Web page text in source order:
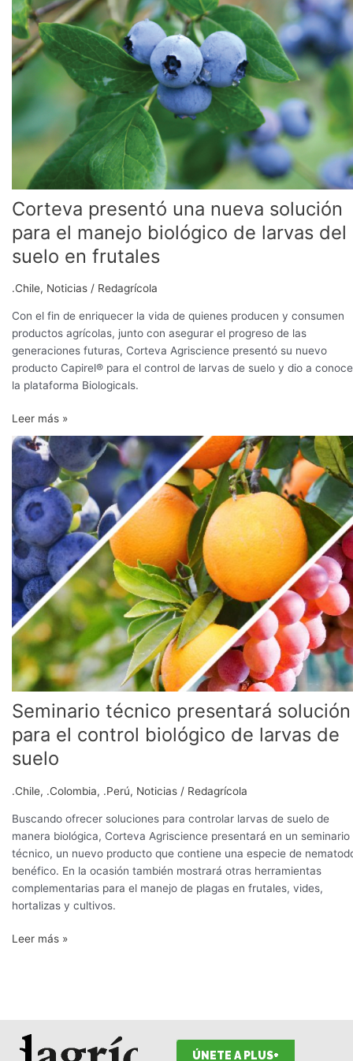
Corteva presentó una nueva solución
para el manejo biológico de larvas del
suelo en frutales
.Chile, Noticias / Redagrícola
Con el fin de enriquecer la vida de quienes producen y consumen
productos agrícolas, junto con asegurar el progreso de las
generaciones futuras, Corteva Agriscience presentó su nuevo
producto Capirel® para el control de larvas de suelo y dio a
la plataforma Biologicals.
una
nueva
solución
para
el
manejo
biológico
larvas
suelo
en
frutales
Leer más »
Seminario técnico presentará solución
para el control biológico de larvas de
suelo
.Chile, .Colombia, .Perú, Noticias / Redagrícola
Buscando ofrecer soluciones para controlar larvas de suelo de
manera biológica, Corteva Agriscience presentará en un seminario
técnico, un nuevo producto que contiene una especie de
benéfico. En la ocasión también mostrará otras herramientas
complementarias para el manejo de plagas en frutales, vides,
hortalizas y cultivos.
Seminario
técnico
presentará
solución
para
el
control
biológico
de
larvas
de
suelo
Leer más »
ÚNETE A PLUS+